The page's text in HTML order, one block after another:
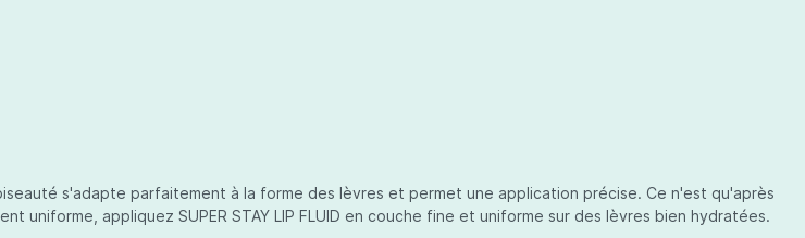
s'adapte parfaitement à la forme des lèvres et permet une application précise. Ce n'est qu'après
appliquez SUPER STAY LIP FLUID en couche fine et uniforme sur des lèvres bien hydratées.